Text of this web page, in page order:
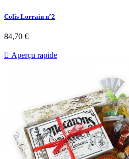
Colis Lorrain n°2
84,70 €
 Aperçu rapide